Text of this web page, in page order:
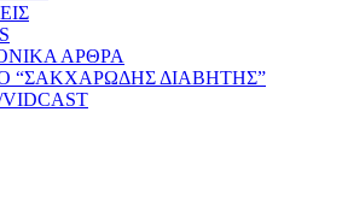
ΑΡΘΡΑ
“ΣΑΚΧΑΡΩΔΗΣ ΔΙΑΒΗΤΗΣ”
VIDCAST